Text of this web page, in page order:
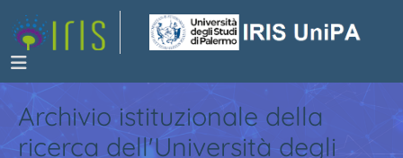
Archivio istituzionale della
ricerca dell'Università degli